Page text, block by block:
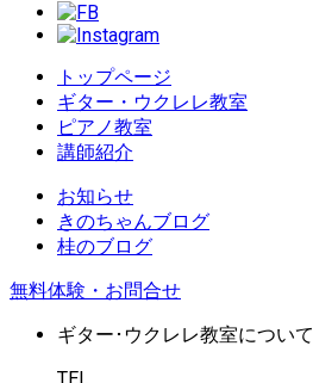
トップページ
ギター・ウクレレ教室
ピアノ教室
講師紹介
お知らせ
きのちゃんブログ
桂のブログ
無料体験・お問合せ
ギター･ウクレレ教室について